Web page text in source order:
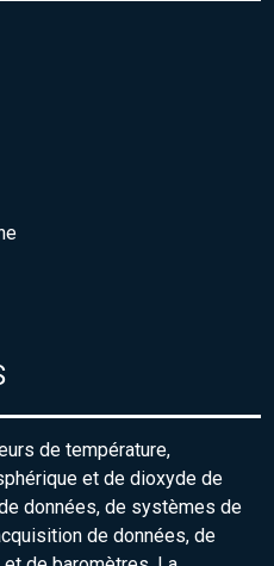
de température,
et de dioxyde de
données, de systèmes de
de données, de